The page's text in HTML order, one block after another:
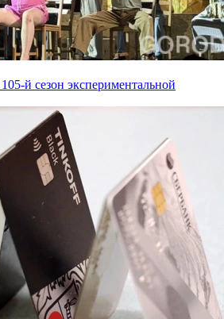
й сезон экспериментальной